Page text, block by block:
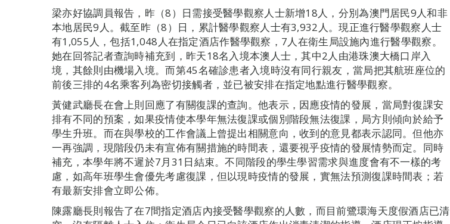
梁亦好協調員報告，昨（8）日需接受醫學觀察人士新增18人，分別為澳門居民9人和非
本地居民9人。截至昨（8）日，累計醫學觀察人士有3,932人。現正進行醫學觀察人士
有1,055人，包括1,048人在指定酒店作醫學觀察，7人在衛生局設施內進行醫學觀察。
她在回答記者查詢時補充到，昨天18名入境本澳人士，其中2人由港珠澳大橋口岸入
境，其餘則由機場入境。而第45名確診患者入境時沒有同行親友，當局把其航班座位的
前後三排的4名乘客列為密切接觸者，並已被安排在指定地點進行醫學觀察。
黃健武廳長在會上則回應了有關復課的查詢。他表示，因應疫情的發展，當局對復課安
排有不同的預案，如果疫情使本學年無法復課或個別階段無法復課，局方則傾向於給予
學生升班。而在與學校的工作會議上曾提出相關意向，收到的意見都表示認同。但他亦
一再強調，現階段仍未有宣佈有關措施的時間表，還要視乎疫情的發展情勢而定。同時
補充，本學年將不遲於7月31日結束。不同階段的學生學習需求與進度會有不一樣的考
慮，如高年班學生會優先考慮復課，但以現時疫情的發展，實無法預測復課時間表；若
有最新安排會立即公佈。
陳露廳長則報告了在7間指定酒店內接受醫學觀察的人數，而目前鷺環海天度假酒店已清